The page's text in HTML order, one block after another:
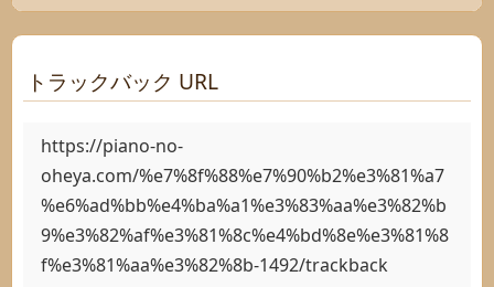
トラックバック URL
https://piano-no-
oheya.com/%e7%8f%88%e7%90%b2%e3%81%a7
%e6%ad%bb%e4%ba%a1%e3%83%aa%e3%82%b
9%e3%82%af%e3%81%8c%e4%bd%8e%e3%81%8
f%e3%81%aa%e3%82%8b-1492/trackback